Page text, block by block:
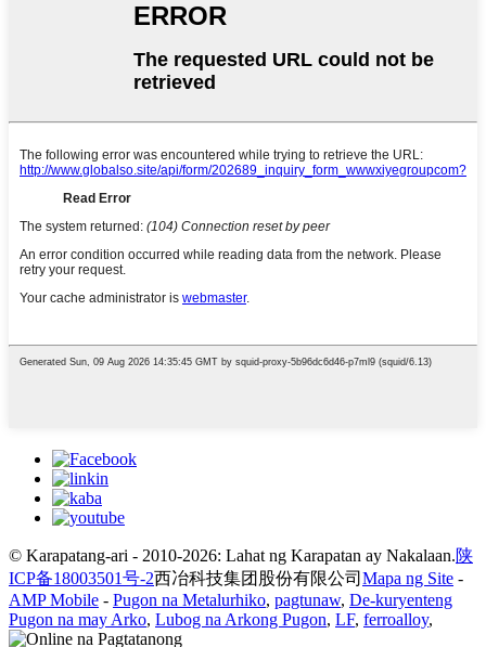
© Karapatang-ari - 2010-2026: Lahat ng Karapatan ay Nakalaan.陕
ICP备18003501号-2西冶科技集团股份有限公司 Mapa ng Site -
AMP Mobile - Pugon na Metalurhiko, pagtunaw, De-kuryenteng
Pugon na may Arko, Lubog na Arkong Pugon, LF, ferroalloy,